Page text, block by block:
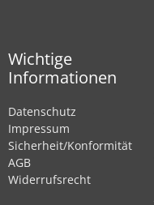
Wichtige
Informationen
Datenschutz
Impressum
Sicherheit/Konformität
AGB
Widerrufsrecht